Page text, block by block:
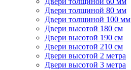
Двери толщиной 80 мм
Двери толщиной 100 мм
Двери высотой 180 см
Двери высотой 190 см
Двери высотой 210 см
Двери высотой 2 метра
Двери высотой 3 метра